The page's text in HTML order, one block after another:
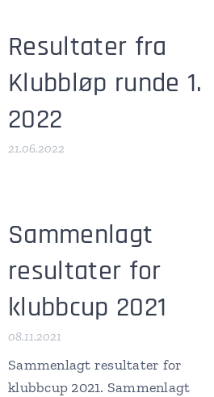
Resultater fra
Klubbløp runde 1.
2022
21.06.2022
Sammenlagt
resultater for
klubbcup 2021
08.11.2021
Sammenlagt resultater for
klubbcup 2021. Sammenlagt